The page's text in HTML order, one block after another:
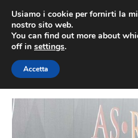
contenuto
Usiamo i cookie per fornirti la
nostro sito web.
You can find out more about
off in settings.
Accetta